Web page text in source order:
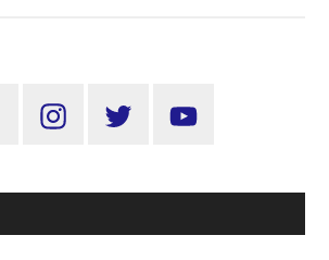
Nada
Identitas